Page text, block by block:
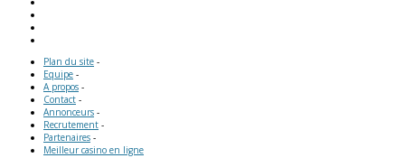
Plan du site -
Equipe -
A propos -
Contact -
Annonceurs -
Recrutement -
Partenaires -
Meilleur casino en ligne